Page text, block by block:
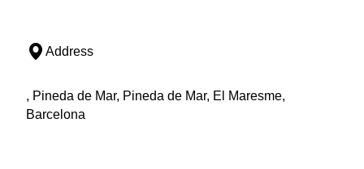
Address
, Pineda de Mar, Pineda de Mar, El Maresme,
Barcelona